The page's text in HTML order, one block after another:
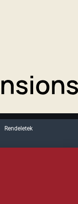
Rendeletek